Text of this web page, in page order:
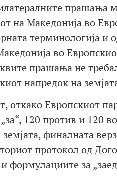
прашања
на Македонија во
терминологија и
во
прашања не
напредок на
откако Европскиот
120 против и 120
финалната
протокол од
формулациите за